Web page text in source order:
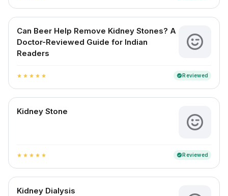
Can Beer Help Remove Kidney Stones? A
Doctor-Reviewed Guide for Indian
Readers
star star star star star verifiedReviewed
Kidney Stone
star star star star star verifiedReviewed
Kidney Dialysis